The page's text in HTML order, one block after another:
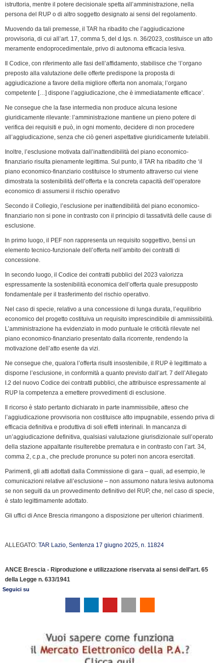
istruttoria, mentre il potere decisionale spetta all’amministrazione, nella
persona del RUP o di altro soggetto designato ai sensi del regolamento.
Muovendo da tali premesse, il TAR ha ribadito che l’aggiudicazione
provvisoria, di cui all’art. 17, comma 5, del d.lgs. n. 36/2023, costituisce un atto
meramente endoprocedimentale, privo di autonoma efficacia lesiva.
Il Codice, con riferimento alle fasi dell’affidamento, stabilisce che ‘l’organo
preposto alla valutazione delle offerte predispone la proposta di
aggiudicazione a favore della migliore offerta non anomala; l’organo
competente […] dispone l’aggiudicazione, che è immediatamente efficace’.
Ne consegue che la fase intermedia non produce alcuna lesione
giuridicamente rilevante: l’amministrazione mantiene un pieno potere di
verifica dei requisiti e può, in ogni momento, decidere di non procedere
all’aggiudicazione, senza che ciò generi aspettative giuridicamente tutelabili.
Inoltre, l’esclusione motivata dall’inattendibilità del piano economico-
finanziario risulta pienamente legittima. Sul punto, il TAR ha ribadito che ‘il
piano economico-finanziario costituisce lo strumento attraverso cui viene
dimostrata la sostenibilità dell’offerta e la concreta capacità dell’operatore
economico di assumersi il rischio operativo
Secondo il Collegio, l’esclusione per inattendibilità del piano economico-
finanziario non si pone in contrasto con il principio di tassatività delle cause di
esclusione.
In primo luogo, il PEF non rappresenta un requisito soggettivo, bensì un
elemento tecnico-funzionale dell’offerta nell’ambito dei contratti di
concessione.
In secondo luogo, il Codice dei contratti pubblici del 2023 valorizza
espressamente la sostenibilità economica dell’offerta quale presupposto
fondamentale per il trasferimento del rischio operativo.
Nel caso di specie, relativo a una concessione di lunga durata, l’equilibrio
economico del progetto costituiva un requisito imprescindibile di ammissibilità.
L’amministrazione ha evidenziato in modo puntuale le criticità rilevate nel
piano economico-finanziario presentato dalla ricorrente, rendendo la
motivazione dell’atto esente da vizi.
Ne consegue che, qualora l’offerta risulti insostenibile, il RUP è legittimato a
disporne l’esclusione, in conformità a quanto previsto dall’art. 7 dell’Allegato
I.2 del nuovo Codice dei contratti pubblici, che attribuisce espressamente al
RUP la competenza a emettere provvedimenti di esclusione.
Il ricorso è stato pertanto dichiarato in parte inammissibile, atteso che
l’aggiudicazione provvisoria non costituisce atto impugnabile, essendo priva di
efficacia definitiva e produttiva di soli effetti interinali. In mancanza di
un’aggiudicazione definitiva, qualsiasi valutazione giurisdizionale sull’operato
della stazione appaltante risulterebbe prematura e in contrasto con l’art. 34,
comma 2, c.p.a., che preclude pronunce su poteri non ancora esercitati.
Parimenti, gli atti adottati dalla Commissione di gara – quali, ad esempio, le
comunicazioni relative all’esclusione – non assumono natura lesiva autonoma
se non seguiti da un provvedimento definitivo del RUP, che, nel caso di specie,
è stato legittimamente adottato.
Gli uffici di Ance Brescia rimangono a disposizione per ulteriori chiarimenti.
ALLEGATO: TAR Lazio, Sentenza 17 giugno 2025, n. 11824
ANCE Brescia - Riproduzione e utilizzazione riservata ai sensi dell’art. 65
della Legge n. 633/1941
Seguici su